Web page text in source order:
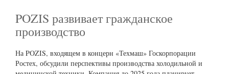
POZIS развивает гражданское
производство
На POZIS, входящем в концерн «Техмаш» Госкорпорации
Ростех, обсудили перспективы производства холодильной и